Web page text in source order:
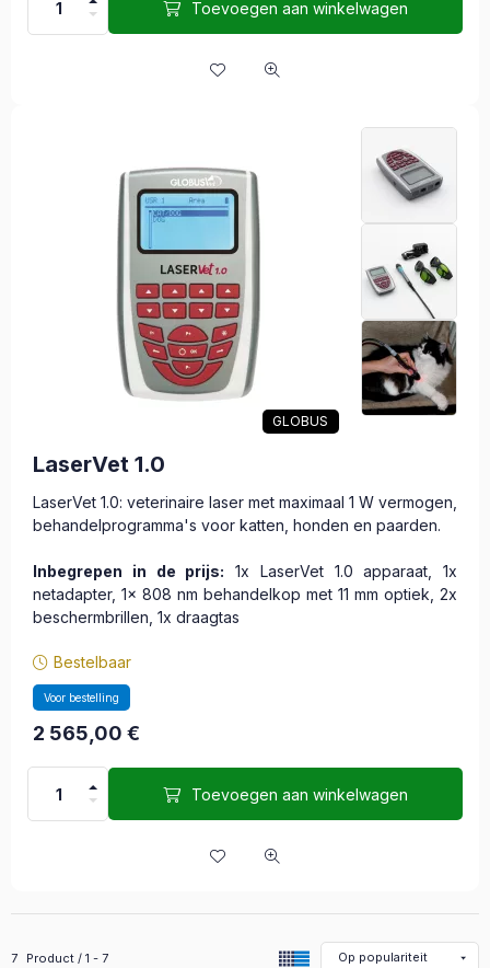
Toevoegen aan winkelwagen
GLOBUS
LaserVet 1.0
LaserVet 1.0: veterinaire laser met maximaal 1 W vermogen,
behandelprogramma's voor katten, honden en paarden.
Inbegrepen in de prijs: 1x LaserVet 1.0 apparaat, 1x
netadapter, 1x 808 nm behandelkop met 11 mm optiek, 2x
beschermbrillen, 1x draagtas
Bestelbaar
Voor bestelling
2 565,00 €
Toevoegen aan winkelwagen
Alle producten in de categorie
7 Product 1 7